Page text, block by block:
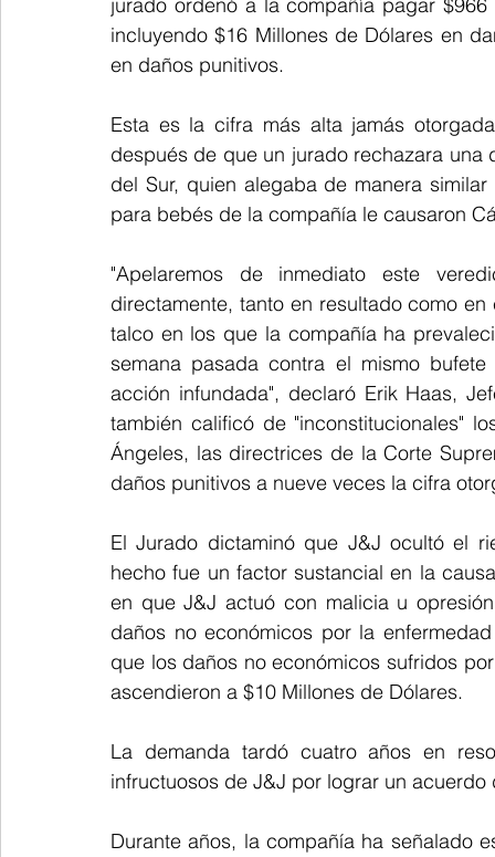
jurado ordenó a la compañía pagar
incluyendo $16 Millones de Dólares en
en daños punitivos.
Esta es la cifra más alta jamás
después de que un jurado rechazara
del Sur, quien alegaba de manera
para bebés de la compañía le causaron
"Apelaremos de inmediato este
directamente, tanto en resultado como
talco en los que la compañía ha
semana pasada contra el mismo
acción infundada", declaró Erik Haas,
también calificó de "inconstitucionales"
Ángeles, las directrices de la Corte
daños punitivos a nueve veces la cifra
El Jurado dictaminó que J&J ocultó el
hecho fue un factor sustancial en la
en que J&J actuó con malicia u
daños no económicos por la
que los daños no económicos sufridos
ascendieron a $10 Millones de Dólares.
La demanda tardó cuatro años en
infructuosos de J&J por lograr un
Durante años, la compañía ha señalado